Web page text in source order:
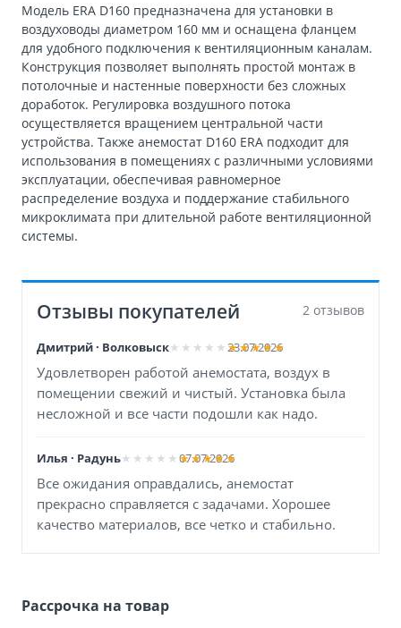
Модель ERA D160 предназначена для установки в
воздуховоды диаметром 160 мм и оснащена фланцем
для удобного подключения к вентиляционным каналам.
Конструкция позволяет выполнять простой монтаж в
потолочные и настенные поверхности без сложных
доработок. Регулировка воздушного потока
осуществляется вращением центральной части
устройства. Также анемостат D160 ERA подходит для
использования в помещениях с различными условиями
эксплуатации, обеспечивая равномерное
распределение воздуха и поддержание стабильного
микроклимата при длительной работе вентиляционной
системы.
Отзывы покупателей 2 отзывов
Дмитрий · Волковыск 23.07.2026
Удовлетворен работой анемостата, воздух в
помещении свежий и чистый. Установка была
несложной и все части подошли как надо.
Илья · Радунь 07.07.2026
Все ожидания оправдались, анемостат
прекрасно справляется с задачами. Хорошее
качество материалов, все четко и стабильно.
Рассрочка на товар